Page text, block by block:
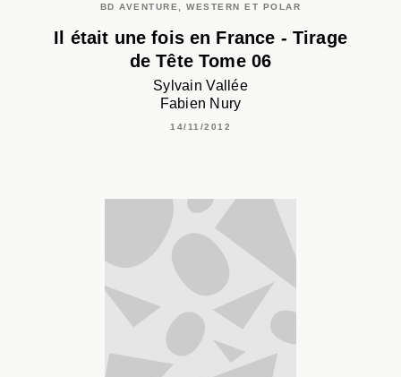
BD AVENTURE, WESTERN ET POLAR
Il était une fois en France - Tirage
de Tête Tome 06
Sylvain Vallée
Fabien Nury
14/11/2012